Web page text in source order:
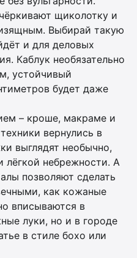
щиколотку и
Выбирай такую
и для деловых
Каблук необязательно
устойчивый
будет даже
– кроше, макраме и
вернулись в
выглядят необычно,
лёгкой небрежности. А
позволяют сделать
как кожаные
вписываются в
луки, но и в городе
в стиле бохо или